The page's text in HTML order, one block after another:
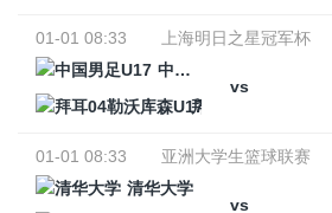
01-01 08:33
上海明日之星冠军杯
中国男足U17
vs
拜耳04勒沃库森U17
01-01 08:33
亚洲大学生篮球联赛
清华大学
vs